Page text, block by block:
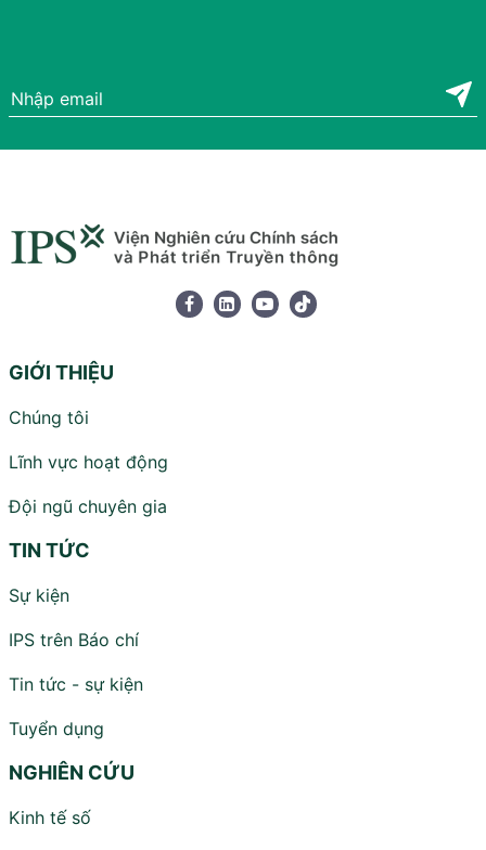
GIỚI THIỆU
Chúng tôi
Lĩnh vực hoạt động
Đội ngũ chuyên gia
TIN TỨC
Sự kiện
IPS trên Báo chí
Tin tức - sự kiện
Tuyển dụng
NGHIÊN CỨU
Kinh tế số